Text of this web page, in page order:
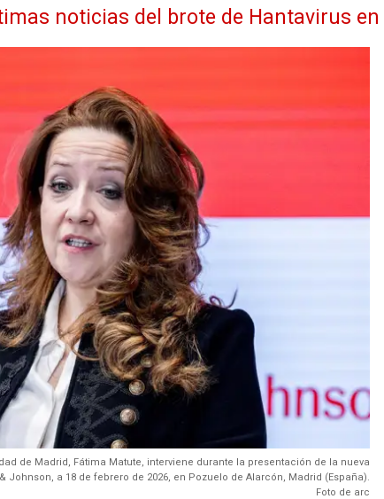
noticias del brote de Hantavirus
de Madrid, Fátima Matute, interviene durante la presentación de la nueva
a 18 de febrero de 2026, en Pozuelo de Alarcón, Madrid (España).
Foto de arc